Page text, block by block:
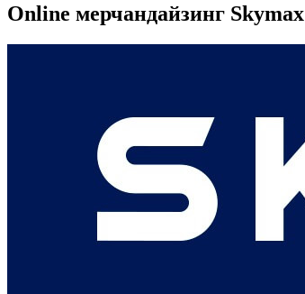
Online мерчандайзинг Skymax